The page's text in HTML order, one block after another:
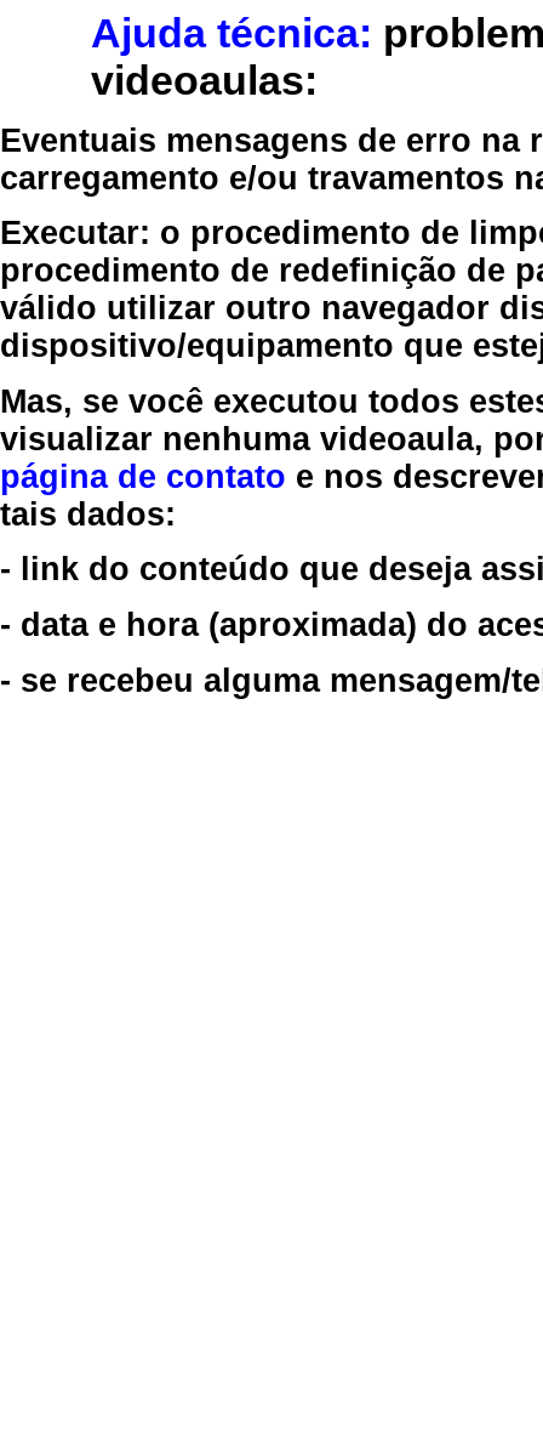
Ajuda técnica:
videoaulas:
Eventuais mensagens de erro
carregamento e/ou travamentos
Executar: o procedimento de
procedimento de redefinição de
válido utilizar outro navegador
dispositivo/equipamento que
Mas, se você executou todos
visualizar nenhuma videoaula,
página de contato e nos
tais dados:
- link do conteúdo que deseja
- data e hora (aproximada) do
- se recebeu alguma mensagem/